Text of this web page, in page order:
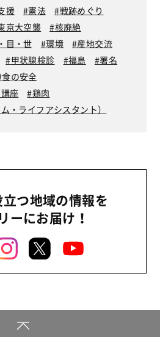
援 憲法
戦跡めぐり
京大空襲
核廃絶
目・世 環境
産地交流
甲状腺検診 福島
署名
食の安全
座
鶏肉
・ライフアシスタント）
つ地域の情報を
ーにお届け！